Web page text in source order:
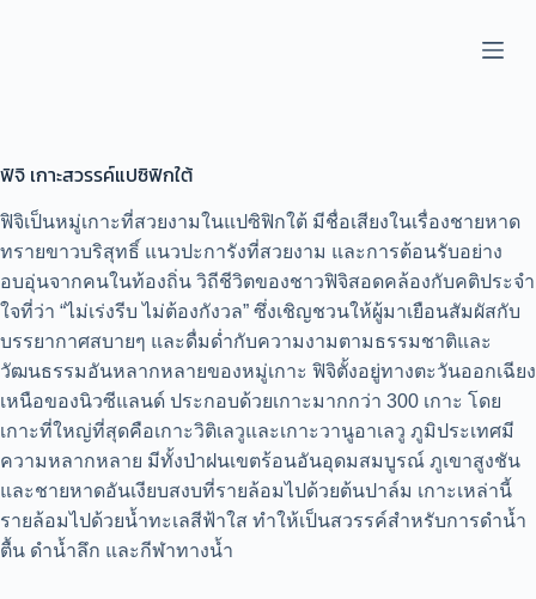
o
t
n
t
ฟิจิ เกาะสวรรค์แปซิฟิกใต้
ฟิจิเป็นหมู่เกาะที่สวยงามในแปซิฟิกใต้ มีชื่อเสียงในเรื่องชายหาด
ทรายขาวบริสุทธิ์ แนวปะการังที่สวยงาม และการต้อนรับอย่าง
อบอุ่นจากคนในท้องถิ่น วิถีชีวิตของชาวฟิจิสอดคล้องกับคติประจำ
ใจที่ว่า “ไม่เร่งรีบ ไม่ต้องกังวล” ซึ่งเชิญชวนให้ผู้มาเยือนสัมผัสกับ
บรรยากาศสบายๆ และดื่มด่ำกับความงามตามธรรมชาติและ
วัฒนธรรมอันหลากหลายของหมู่เกาะ ฟิจิตั้งอยู่ทางตะวันออกเฉียง
เหนือของนิวซีแลนด์ ประกอบด้วยเกาะมากกว่า 300 เกาะ โดย
เกาะที่ใหญ่ที่สุดคือเกาะวิติเลวูและเกาะวานูอาเลวู ภูมิประเทศมี
ความหลากหลาย มีทั้งป่าฝนเขตร้อนอันอุดมสมบูรณ์ ภูเขาสูงชัน
และชายหาดอันเงียบสงบที่รายล้อมไปด้วยต้นปาล์ม เกาะเหล่านี้
รายล้อมไปด้วยน้ำทะเลสีฟ้าใส ทำให้เป็นสวรรค์สำหรับการดำน้ำ
ตื้น ดำน้ำลึก และกีฬาทางน้ำ